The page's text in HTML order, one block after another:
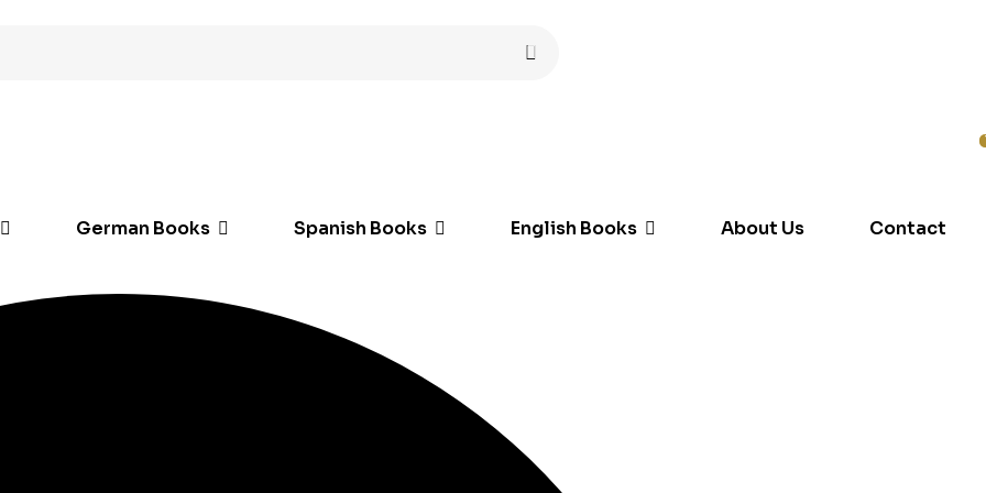
German Books Spanish Books English Books About Us Contact